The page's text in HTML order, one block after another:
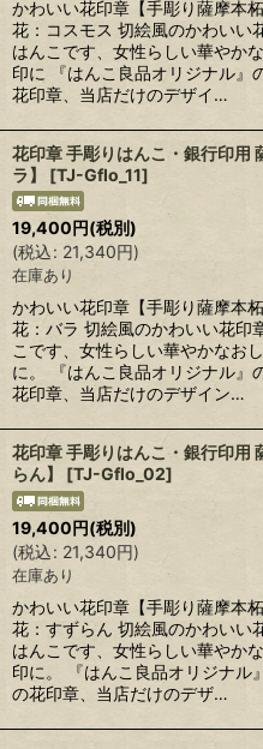
かわいい花印章【手彫り薩摩本柘
花：コスモス 切絵風のかわいい
はんこです、女性らしい華やか
印に 『はんこ良品オリジナル』
花印章、当店だけのデザイ…
花印章 手彫りはんこ・銀行印用
ラ】
[TJ-Gflo_11]
19,400円(税別)
(税込: 21,340円)
在庫あり
かわいい花印章【手彫り薩摩本柘
花：バラ 切絵風のかわいい花印
こです、女性らしい華やかなお
に。 『はんこ良品オリジナル』
花印章、当店だけのデザイン…
花印章 手彫りはんこ・銀行印用
らん】
[TJ-Gflo_02]
19,400円(税別)
(税込: 21,340円)
在庫あり
かわいい花印章【手彫り薩摩本柘
花：すずらん 切絵風のかわいい
はんこです、女性らしい華やか
印に。 『はんこ良品オリジナル
の花印章、当店だけのデザ…